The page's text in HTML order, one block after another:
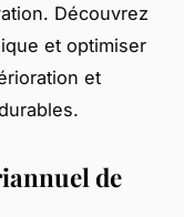
Découvrez
et optimiser
et
de